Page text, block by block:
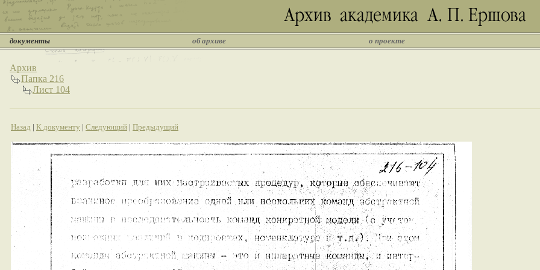
документы об архиве о проекте
Архив
Папка 216
Лист 104
Назад | К документу | Следующий | Предыдущий